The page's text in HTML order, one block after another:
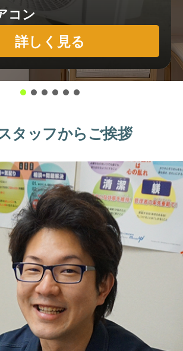
コン
詳しく見る
タッフからご挨拶